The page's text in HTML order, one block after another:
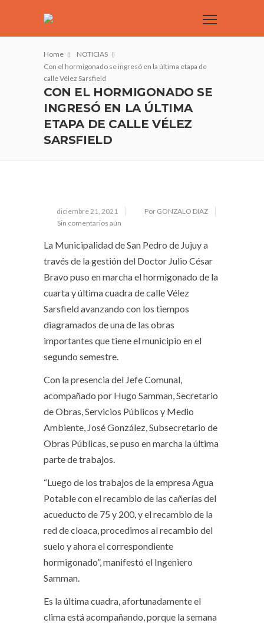
Home
NOTICIAS
Con el hormigonado se ingresó en la última etapa de
calle Vélez Sarsfield
CON EL HORMIGONADO SE
INGRESÓ EN LA ÚLTIMA
ETAPA DE CALLE VÉLEZ
SARSFIELD
diciembre 21, 2021
Por GONZALO DIAZ
Sin comentarios aún
La Municipalidad de San Pedro de Jujuy a
través de la gestión del Doctor Julio César
Bravo puso en marcha el hormigonado de la
cuarta y última cuadra de calle Vélez
Sarsfield avanzando con los tiempos
diagramados de una de las obras
importantes que tiene el municipio en el
segundo semestre.
Con la presencia del Jefe Comunal,
acompañado por Hugo Samman, Secretario
de Obras, Servicios Públicos y Medio
Ambiente, José González, Subsecretario de
Obras Públicas, se puso en marcha la última
parte de trabajos.
“Luego de los trabajos de la empresa Agua
Potable con el recambio de las cañerías del
acueducto de 75 y 200, y el recambio de la
red de cloaca, procedimos al recambio del
suelo y ahora el correspondiente
hormigonado”, manifestó el Ingeniero
Samman.
Es la última cuadra, afortunadamente el
clima está acompañando, porque la semana